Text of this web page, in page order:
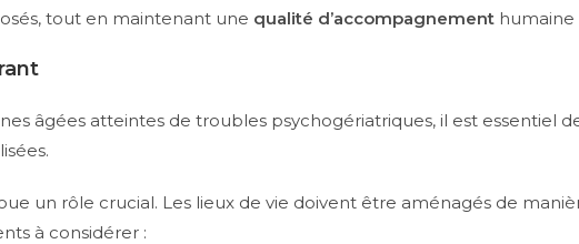
tout en maintenant une qualité d’accompagnement
âgées atteintes de troubles psychogériatriques, il est essentiel
un rôle crucial. Les lieux de vie doivent être aménagés de
à considérer :